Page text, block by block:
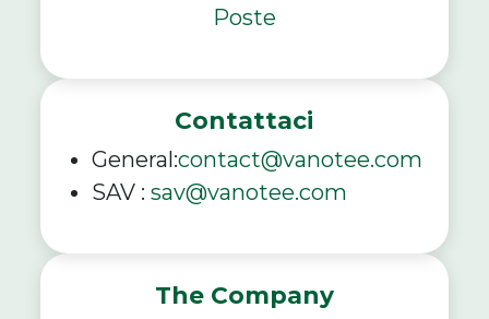
Poste
Contattaci
General:contact@vanotee.com
SAV :sav@vanotee.com
The Company